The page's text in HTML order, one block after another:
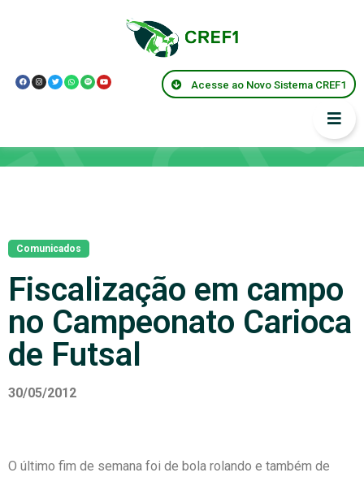
Acesse ao Novo Sistema CREF1
Comunicados
Fiscalização em campo
no Campeonato Carioca
de Futsal
30/05/2012
O último fim de semana foi de bola rolando e também de